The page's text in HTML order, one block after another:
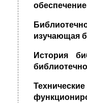
изучающая
История